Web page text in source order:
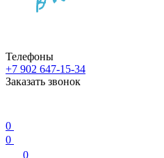
Телефоны
+7 902 647-15-34
Заказать звонок
0
0
0